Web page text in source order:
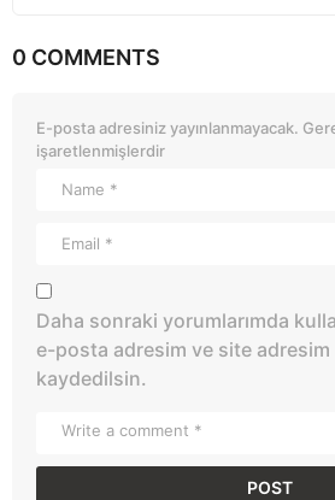
0 COMMENTS
E-posta adresiniz yayınlanmayacak.
işaretlenmişlerdir
Daha sonraki yorumlarımda
e-posta adresim ve site adresim
kaydedilsin.